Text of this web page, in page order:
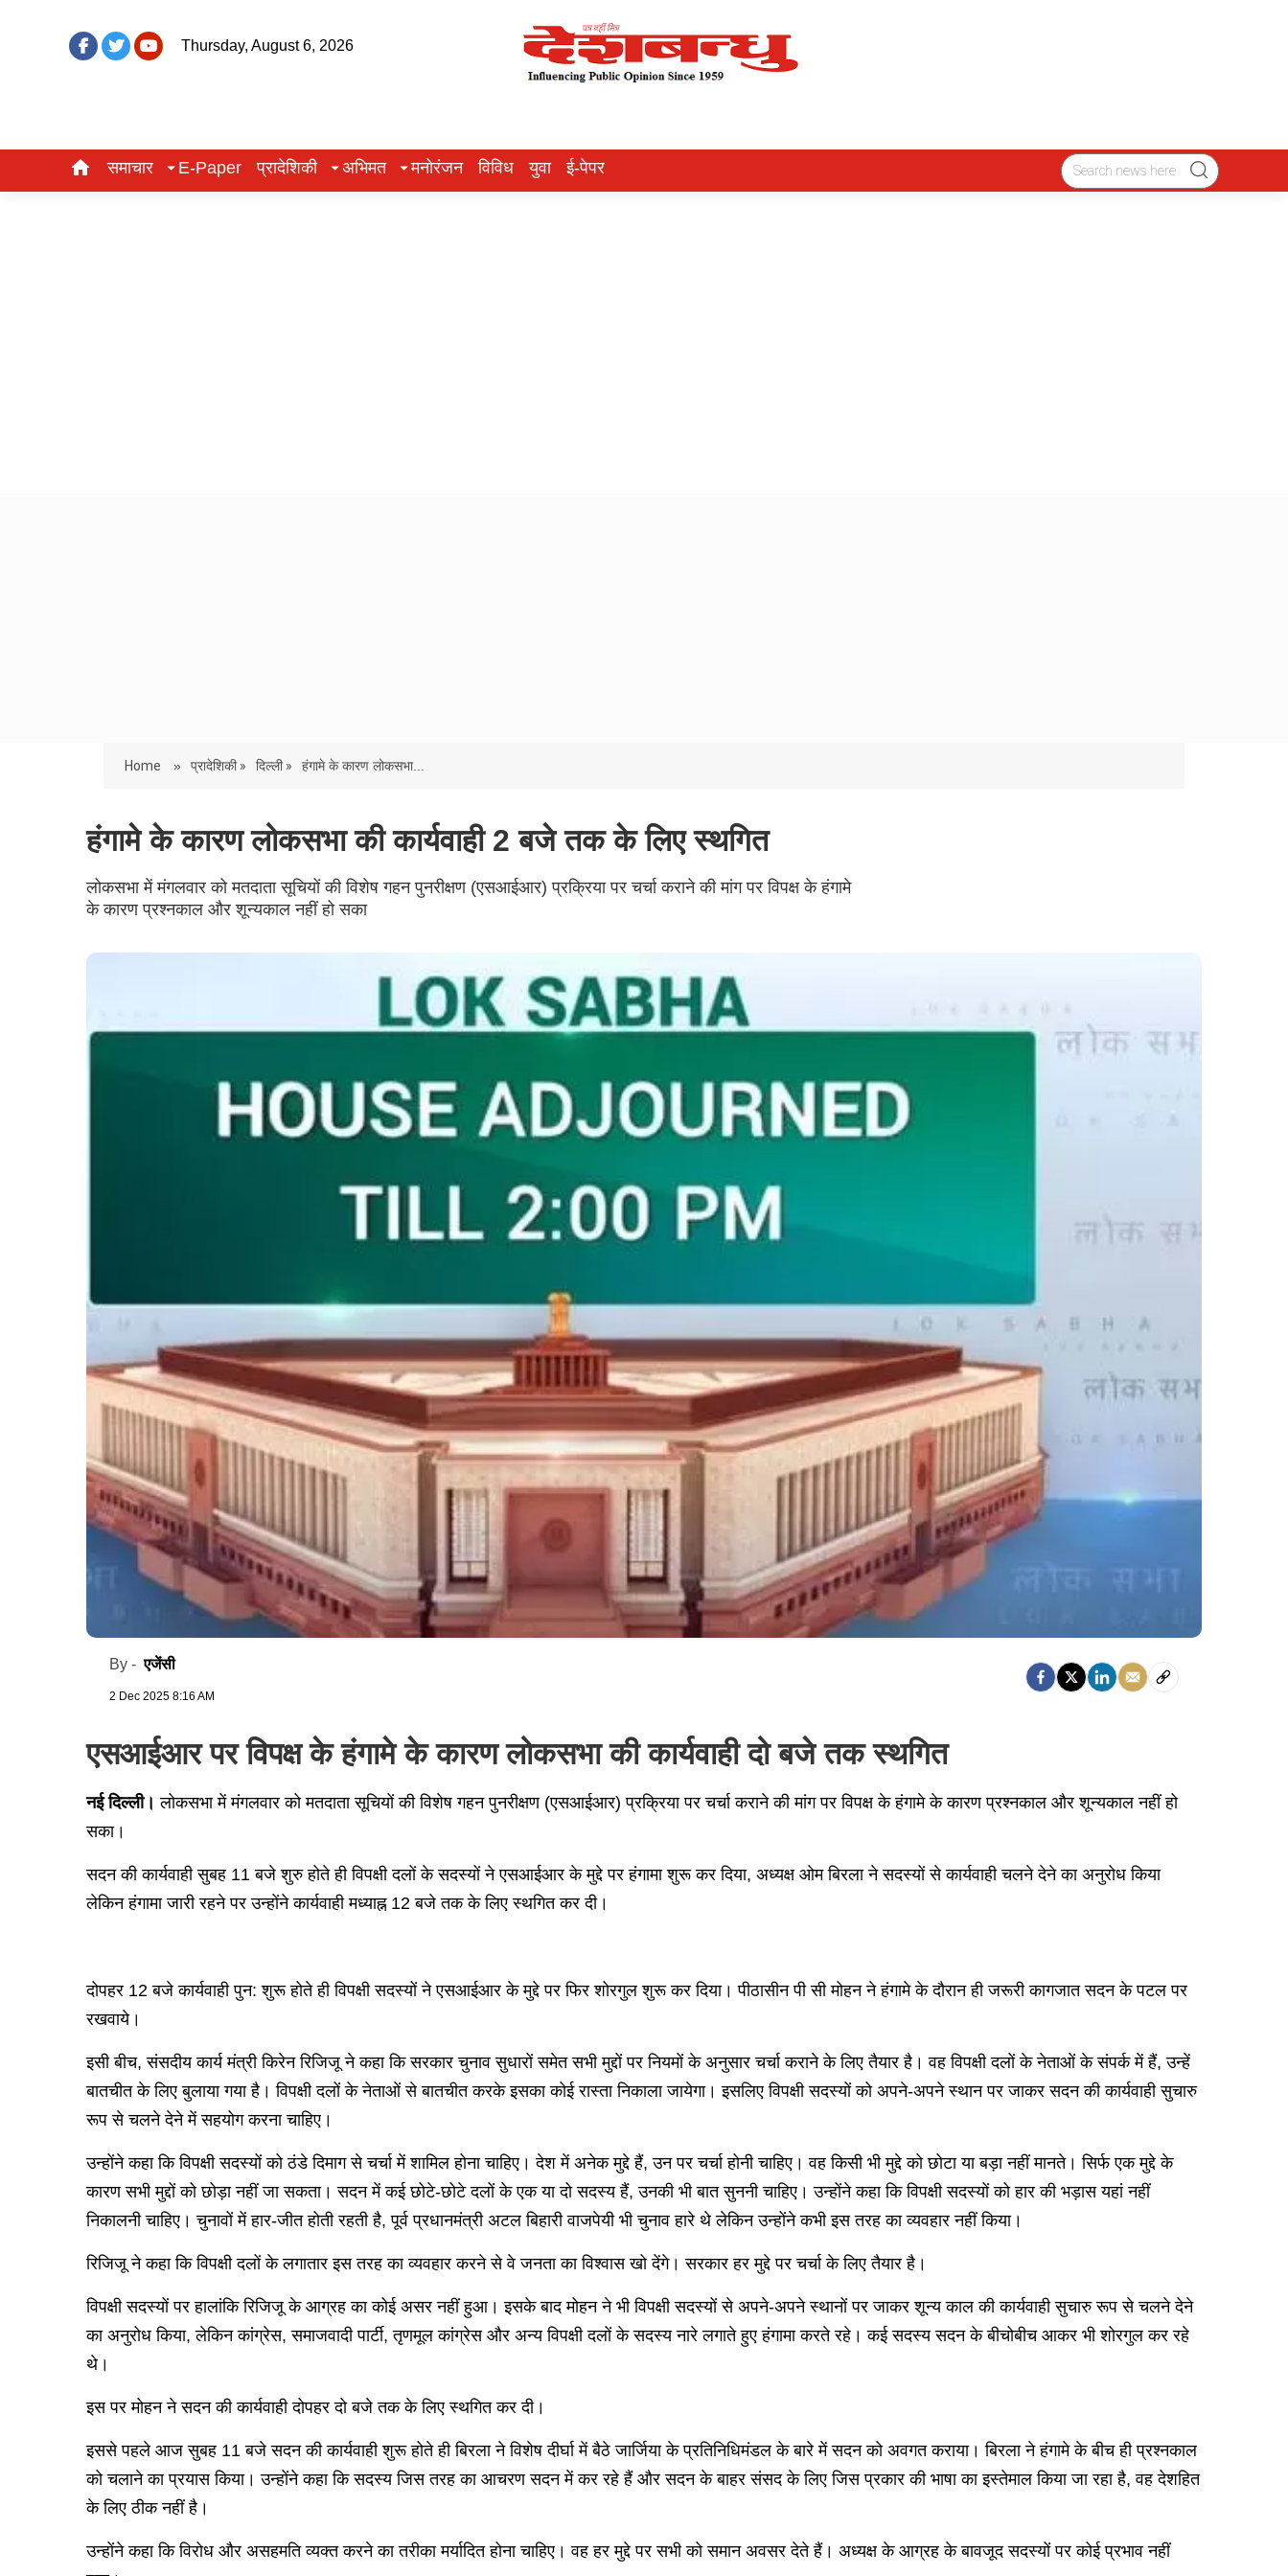
Thursday, August 6, 2026
समाचार E-Paper प्रादेशिकी अभिमत मनोरंजन विविध युवा ई-पेपर
Home » प्रादेशिकी » दिल्ली » हंगामे के कारण लोकसभा...
हंगामे के कारण लोकसभा की कार्यवाही 2 बजे तक के लिए स्थगित
लोकसभा में मंगलवार को मतदाता सूचियों की विशेष गहन पुनरीक्षण (एसआईआर) प्रक्रिया पर चर्चा कराने की मांग पर विपक्ष के हंगामे
के कारण प्रश्नकाल और शून्यकाल नहीं हो सका
By -एजेंसी
2 Dec 2025 8:16 AM
एसआईआर पर विपक्ष के हंगामे के कारण लोकसभा की कार्यवाही दो बजे तक स्थगित
नई दिल्ली।लोकसभा में मंगलवार को मतदाता सूचियों की विशेष गहन पुनरीक्षण (एसआईआर) प्रक्रिया पर चर्चा कराने की मांग पर विपक्ष के हंगामे के कारण प्रश्नकाल और शून्यकाल नहीं हो
सका।
सदन की कार्यवाही सुबह 11 बजे शुरु होते ही विपक्षी दलों के सदस्यों ने एसआईआर के मुद्दे पर हंगामा शुरू कर दिया, अध्यक्ष ओम बिरला ने सदस्यों से कार्यवाही चलने देने का अनुरोध किया
लेकिन हंगामा जारी रहने पर उन्होंने कार्यवाही मध्याह्न 12 बजे तक के लिए स्थगित कर दी।
दोपहर 12 बजे कार्यवाही पुन: शुरू होते ही विपक्षी सदस्यों ने एसआईआर के मुद्दे पर फिर शोरगुल शुरू कर दिया। पीठासीन पी सी मोहन ने हंगामे के दौरान ही जरूरी कागजात सदन के पटल पर
रखवाये।
इसी बीच, संसदीय कार्य मंत्री किरेन रिजिजू ने कहा कि सरकार चुनाव सुधारों समेत सभी मुद्दों पर नियमों के अनुसार चर्चा कराने के लिए तैयार है। वह विपक्षी दलों के नेताओं के संपर्क में हैं, उन्हें
बातचीत के लिए बुलाया गया है। विपक्षी दलों के नेताओं से बातचीत करके इसका कोई रास्ता निकाला जायेगा। इसलिए विपक्षी सदस्यों को अपने-अपने स्थान पर जाकर सदन की कार्यवाही सुचारु
रूप से चलने देने में सहयोग करना चाहिए।
उन्होंने कहा कि विपक्षी सदस्यों को ठंडे दिमाग से चर्चा में शामिल होना चाहिए। देश में अनेक मुद्दे हैं, उन पर चर्चा होनी चाहिए। वह किसी भी मुद्दे को छोटा या बड़ा नहीं मानते। सिर्फ एक मुद्दे के
कारण सभी मुद्दों को छोड़ा नहीं जा सकता। सदन में कई छोटे-छोटे दलों के एक या दो सदस्य हैं, उनकी भी बात सुननी चाहिए। उन्होंने कहा कि विपक्षी सदस्यों को हार की भड़ास यहां नहीं
निकालनी चाहिए। चुनावों में हार-जीत होती रहती है, पूर्व प्रधानमंत्री अटल बिहारी वाजपेयी भी चुनाव हारे थे लेकिन उन्होंने कभी इस तरह का व्यवहार नहीं किया।
रिजिजू ने कहा कि विपक्षी दलों के लगातार इस तरह का व्यवहार करने से वे जनता का विश्वास खो देंगे। सरकार हर मुद्दे पर चर्चा के लिए तैयार है।
विपक्षी सदस्यों पर हालांकि रिजिजू के आग्रह का कोई असर नहीं हुआ। इसके बाद मोहन ने भी विपक्षी सदस्यों से अपने-अपने स्थानों पर जाकर शून्य काल की कार्यवाही सुचारु रूप से चलने देने
का अनुरोध किया, लेकिन कांग्रेस, समाजवादी पार्टी, तृणमूल कांग्रेस और अन्य विपक्षी दलों के सदस्य नारे लगाते हुए हंगामा करते रहे। कई सदस्य सदन के बीचोबीच आकर भी शोरगुल कर रहे
थे।
इस पर मोहन ने सदन की कार्यवाही दोपहर दो बजे तक के लिए स्थगित कर दी।
इससे पहले आज सुबह 11 बजे सदन की कार्यवाही शुरू होते ही बिरला ने विशेष दीर्घा में बैठे जार्जिया के प्रतिनिधिमंडल के बारे में सदन को अवगत कराया। बिरला ने हंगामे के बीच ही प्रश्नकाल
को चलाने का प्रयास किया। उन्होंने कहा कि सदस्य जिस तरह का आचरण सदन में कर रहे हैं और सदन के बाहर संसद के लिए जिस प्रकार की भाषा का इस्तेमाल किया जा रहा है, वह देशहित
के लिए ठीक नहीं है।
उन्होंने कहा कि विरोध और असहमति व्यक्त करने का तरीका मर्यादित होना चाहिए। वह हर मुद्दे पर सभी को समान अवसर देते हैं। अध्यक्ष के आग्रह के बावजूद सदस्यों पर कोई प्रभाव नहीं